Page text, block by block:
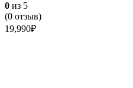
0 из 5
(0 отзыв)
19,990₽